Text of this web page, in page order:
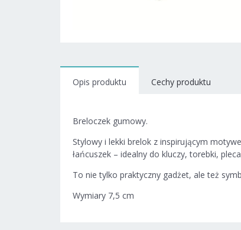
Opis produktu Cechy produktu
Breloczek gumowy.
Stylowy i lekki brelok z inspirującym
łańcuszek – idealny do kluczy, torebki,
To nie tylko praktyczny gadżet, ale też
Wymiary 7,5 cm